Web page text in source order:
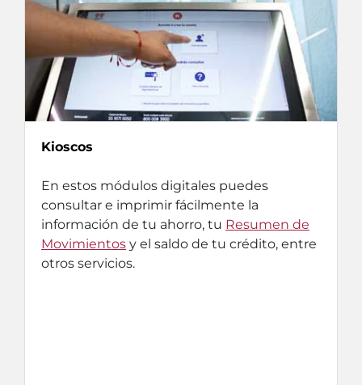
Kioscos
En estos módulos digitales puedes
consultar e imprimir fácilmente la
información de tu ahorro, tu Resumen de
Movimientos y el saldo de tu crédito, entre
otros servicios.